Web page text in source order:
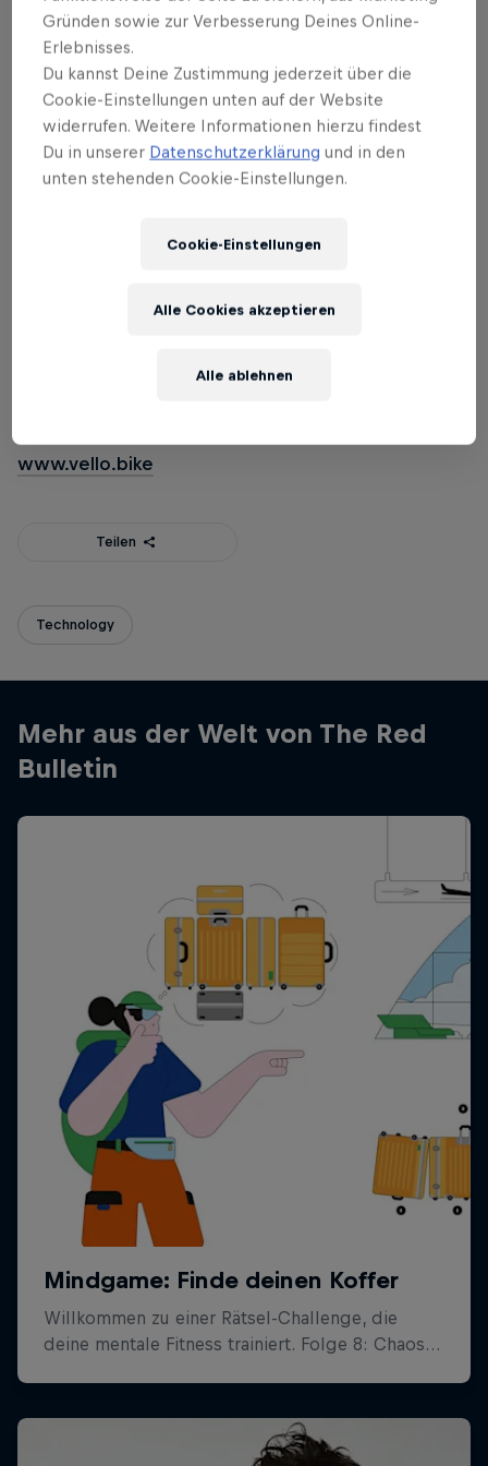
Zwecke scheint. Ein sich selbst speisender Akku,
der als Zwischenspeicher funktioniert – so lassen
sich Platz und Gewicht sparen. Vier Sensoren
messen während der Fahrt Neigung, Rücktritt,
Beschleunigung und Drehmoment. So kann der
Motorschub optimal dosiert werden:
beeindruckend effizient. Nach drei Jahren
schlanke 12,9 Kilo und ist ab CHF 2950 zu haben.
«Manchmal wundere ich mich selbst, warum das
www.vello.bike
Teilen
Technology
Mehr aus der Welt von The Red
Bulletin
Gründen sowie zur Verbesserung Deines Online-
Erlebnisses.
Du kannst Deine Zustimmung jederzeit über die
Cookie-Einstellungen unten auf der Website
widerrufen. Weitere Informationen hierzu findest
Du in unserer Datenschutzerklärung und in den
unten stehenden Cookie-Einstellungen.
Cookie-Einstellungen
Alle ablehnen
Alle Cookies akzeptieren